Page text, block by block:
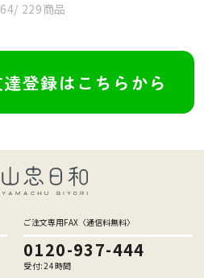
/ 229商品
ご注文専用FAX〈通信料無料〉
0120-937-444
受付:24時間